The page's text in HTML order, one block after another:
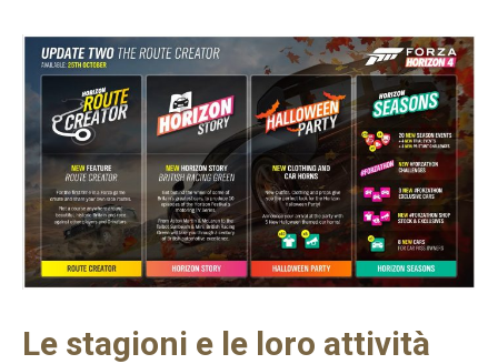
Le stagioni e le loro attività